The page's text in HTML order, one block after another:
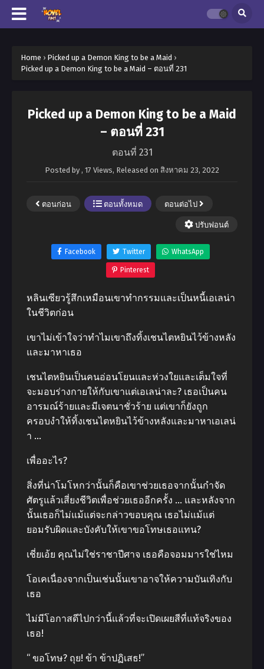
Home › Picked up a Demon King to be a Maid ›
Picked up a Demon King to be a Maid – ตอนที่ 231
Picked up a Demon King to be a Maid
– ตอนที่ 231
ตอนที่ 231
Posted by , 17 Views, Released on สิงหาคม 23, 2022
ตอนก่อน ตอนทั้งหมด ตอนต่อไป
ปรับฟอนต์
Facebook Twitter WhatsApp
Pinterest
หลินเซียวรู้สึกเหมือนเขาทำกรรมและเป็นหนี้เอเลน่า
ในชีวิตก่อน
เขาไม่เข้าใจว่าทำไมเขาถึงทิ้งเชนไตหยินไว้ข้างหลัง
และมาหาเธอ
เชนไตหยินเป็นคนอ่อนโยนและห่วงใยและเต็มใจที่
จะมอบร่างกายให้กับเขาแต่เอเลน่าละ? เธอเป็นคน
อารมณ์ร้ายและมีเจตนาชั่วร้าย แต่เขาก็ยังถูก
ครอบงำให้ทิ้งเชนไตหยินไว้ข้างหลังและมาหาเอเลน่
า …
เพื่ออะไร?
สิ่งที่น่าโมโหกว่านั้นก็คือเขาช่วยเธอจากนั้นกำจัด
ศัตรูแล้วเสี่ยงชีวิตเพื่อช่วยเธออีกครั้ง … และหลังจาก
นั้นเธอก็ไม่แม้แต่จะกล่าวขอบคุณ เธอไม่แม้แต่
ยอมรับผิดและบังคับให้เขาขอโทษเธอแทน?
เชี่ยเอ้ย คุณไม่ใช่ราชาปีศาจ เธอคือจอมมารใช่ไหม
โอเคเนื่องจากเป็นเช่นนั้นเขาอาจให้ความบันเทิงกับ
เธอ
ไม่มีโอกาสดีไปกว่านี้แล้วที่จะเปิดเผยสีที่แท้จริงของ
เธอ!
“ ขอโทษ? ถุย! ข้า ข้าปฏิเสธ!”